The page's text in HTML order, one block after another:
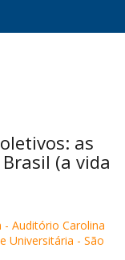
as
(a vida
Auditório Carolina
Universitária - São